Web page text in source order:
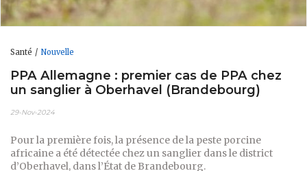
Santé Nouvelle
PPA Allemagne : premier cas de PPA chez
un sanglier à Oberhavel (Brandebourg)
29-Nov-2024
Pour la première fois, la présence de la peste porcine
africaine a été détectée chez un sanglier dans le district
d’Oberhavel, dans l’État de Brandebourg.